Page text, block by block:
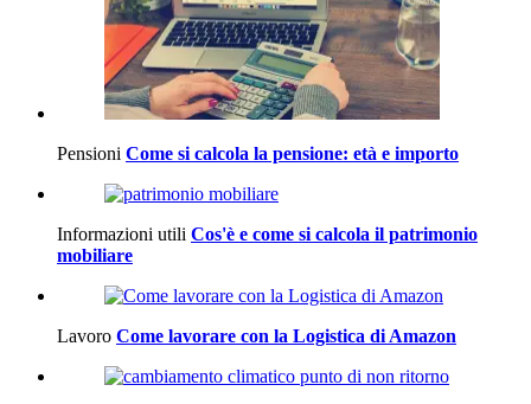
Pensioni Come si calcola la pensione: età e importo
Informazioni utili Cos'è e come si calcola il patrimonio
mobiliare
Lavoro Come lavorare con la Logistica di Amazon